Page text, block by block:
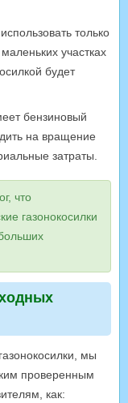
только
участках
будет
бензиновый
на вращение
затраты.
что
газонокосилки
мы
проверенным
как: